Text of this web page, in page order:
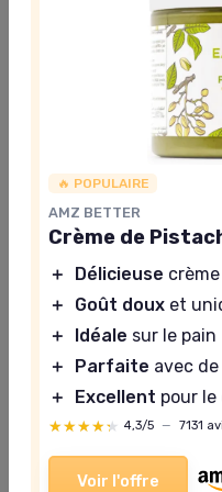
palme et riches en
de points de vente
Mordjene en France.
Pâte à tartiner
Arôme naturel
＋ Fabrication
Texture
🔥 POPULAIRE
AMZ BETTER
Crème de
＋ Délicieuse
＋
Goût doux et
＋
Idéale sur le pain
＋
Parfaite avec
＋
Excellent pour
★★★★★
★★★★★ 4,3/5 — 7131
Voir l'offre